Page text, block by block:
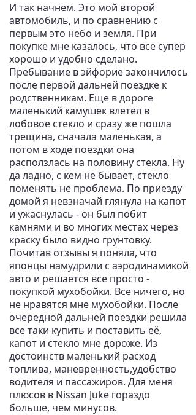
И так начнем. Это мой второй
автомобиль, и по сравнению с
первым это небо и земля. При
покупке мне казалось, что все супер
хорошо и удобно сделано.
Пребывание в эйфорие закончилось
после первой дальней поездке к
родственникам. Еще в дороге
маленький камушек влетел в
лобовое стекло и сразу же пошла
трещина, сначала маленькая, а
потом в ходе поездки она
расползлась на половину стекла. Ну
да ладно, с кем не бывает, стекло
поменять не проблема. По приезду
домой я невзначай глянула на капот
и ужаснулась - он был побит
камнями и во многих местах через
краску было видно грунтовку.
Почитав отзывы я поняла, что
японцы намудрили с аэродинамикой
авто и решается все просто -
покупкой мухобойки. Все ничего, но
не нравятся мне мухобойки. После
очередной дальней поездки решила
все таки купить и поставить её,
капот и стекло мне дороже. Из
достоинств маленький расход
топлива, маневренность,удобство
водителя и пассажиров. Для меня
плюсов в Nissan Juke гораздо
больше, чем минусов.